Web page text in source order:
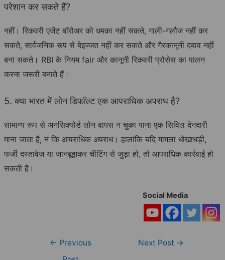
परेशान कर सकते हैं?
नहीं। रिकवरी एजेंट बॉरोअर को धमका नहीं सकते, गाली-गलौज नहीं कर
सकते, सार्वजनिक रूप से बेइज्जत नहीं कर सकते और गैरकानूनी दबाव नहीं
बना सकते। RBI के नियम fair और कानूनी रिकवरी प्रोसेस का पालन
करना जरूरी बनाते हैं।
5. क्या भारत में लोन डिफॉल्ट एक आपराधिक अपराध है?
सामान्य रूप से अनसिक्योर्ड लोन वापस न चुका पाना एक सिविल देनदारी
माना जाता है, न कि आपराधिक अपराध। हालांकि यदि मामला धोखाधड़ी,
फर्जी दस्तावेज या जानबूझकर चीटिंग से जुड़ा हो, तो आपराधिक कार्रवाई हो
सकती है।
Social Media
Post
navigation
← Previous
Next Post →